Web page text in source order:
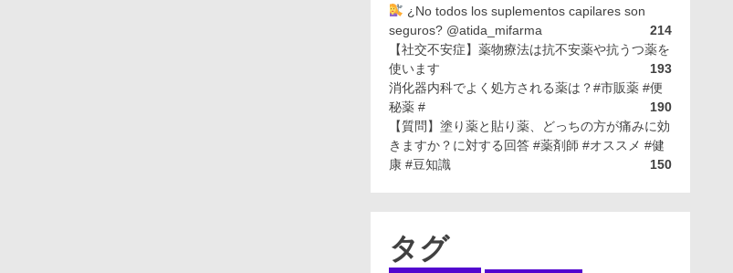
¿No todos los suplementos capilares son
seguros? @atida_mifarma
214
【社交不安症】薬物療法は抗不安薬や抗うつ薬を
使います
193
消化器内科でよく処方される薬は？#市販薬 #便
秘薬 #
190
【質問】塗り薬と貼り薬、どっちの方が痛みに効
きますか？に対する回答 #薬剤師 #オススメ #健
康 #豆知識
150
タグ